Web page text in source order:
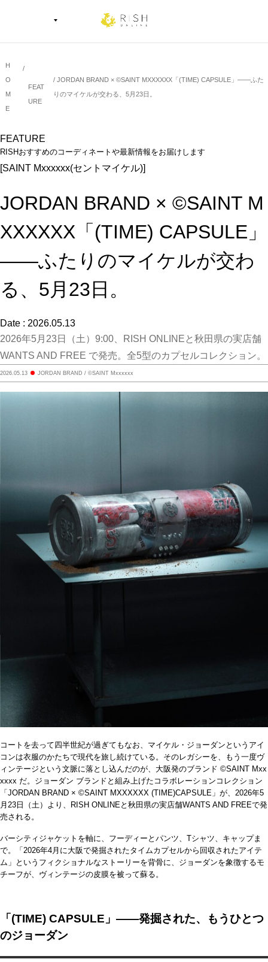
H
O
M
E
FEAT
URE
JORDAN BRAND × ©SAINT MXXXXXX「(TIME) CAPSULE」――ふた
りのマイケルが交わる、5月23日。
FEATURE
RISHおすすめのコーディネートや最新情報をお届けします
[SAINT Mxxxxxx(セントマイケル)]
JORDAN BRAND × ©SAINT M
XXXXXX「(TIME) CAPSULE」
――ふたりのマイケルが交わ
る、5月23日。
Date : 2026.05.13
2026年5月23日（土）9:00、RISH ONLINEと秋田県の実店舗
WANTS AND FREE で発売。全5型のカプセルコレクション。
2026.05.13 JORDAN BRAND / ©SAINT Mxxxxxx
コートを去って四半世紀が過ぎてもなお、マイケル・ジョーダンというアイ
コンは衣服のかたちで現代を旅し続けている。そのレガシーを、もう一度ヴ
ィンテージという文脈に落とし込んだのが、大阪発のブランド ©SAINT Mxx
xxxx だ。ジョーダン ブランドと組み上げたコラボレーションコレクション
「JORDAN BRAND × ©SAINT MXXXXXX (TIME)CAPSULE」が、2026年5
月23日（土）より、RISH ONLINEと秋田県の実店舗WANTS AND FREEで発
売される。
バーシティジャケットを軸に、フーディーとパンツ、Tシャツ、キャップま
で。「2026年4月に大阪で発掘されたタイムカプセルから回収されたアイテ
ム」というフィクショナルなストーリーを背骨に、ジョーダンを象徴するモ
チーフが、ヴィンテージの皮膜を被って蘇る。
「(TIME) CAPSULE」――発掘された、もうひとつ
のジョーダン